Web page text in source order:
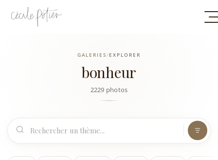
GALERIES/EXPLORER
bonheur
2229 photos